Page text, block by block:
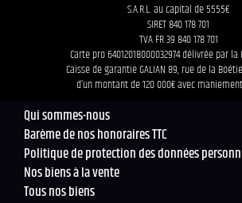
S.A.R.L. au capital de 5555€
SIRET 840 178 701
TVA FR 39 840 178 701
Carte pro 64012018000032974 délivrée par la
Caisse de garantie GALIAN 89, rue de la
d’un montant de 120 000€ avec
Qui sommes-nous
Barème de nos honoraires TTC
Politique de protection des données
Nos biens à la vente
Tous nos biens